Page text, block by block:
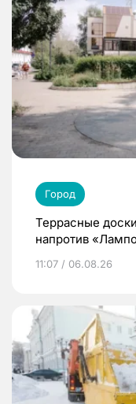
Город
Террасные
напротив
11:07 / 06.08.26